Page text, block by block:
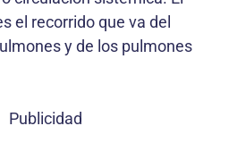
el recorrido que va del
y de los pulmones
Publicidad